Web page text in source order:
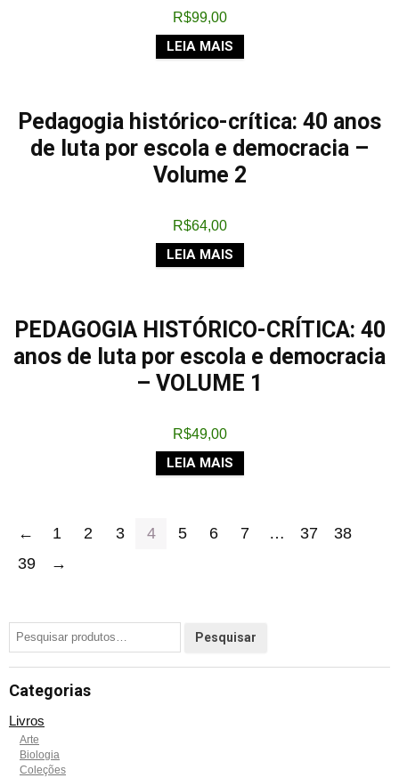
R$99,00
LEIA MAIS
Pedagogia histórico-crítica: 40 anos
de luta por escola e democracia –
Volume 2
R$64,00
LEIA MAIS
PEDAGOGIA HISTÓRICO-CRÍTICA: 40
anos de luta por escola e democracia
– VOLUME 1
R$49,00
LEIA MAIS
← 1 2 3 4 5 6 7 … 37
38
39
→
Categorias
Livros
Arte
Biologia
Coleções